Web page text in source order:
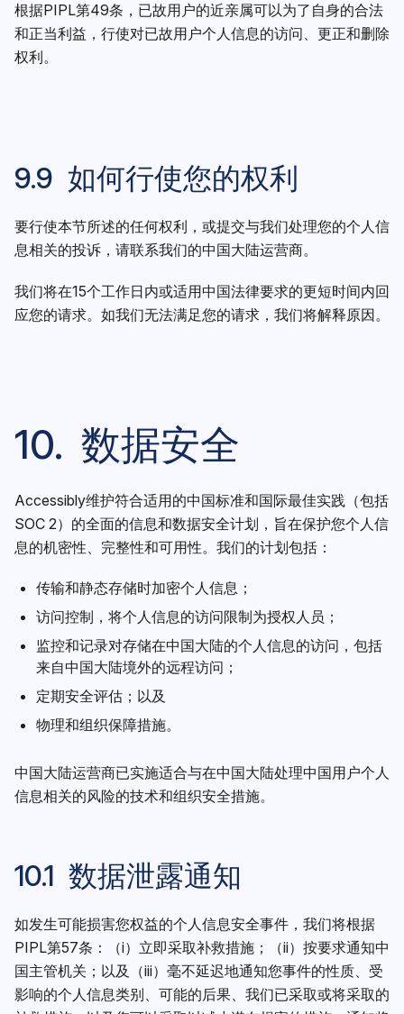
根据PIPL第49条，已故用户的近亲属可以为了自身的合法
和正当利益，行使对已故用户个人信息的访问、更正和删除
权利。
9.9 如何行使您的权利
要行使本节所述的任何权利，或提交与我们处理您的个人信
息相关的投诉，请联系我们的中国大陆运营商。
我们将在15个工作日内或适用中国法律要求的更短时间内回
应您的请求。如我们无法满足您的请求，我们将解释原因。
10. 数据安全
Accessibly维护符合适用的中国标准和国际最佳实践（包括
SOC 2）的全面的信息和数据安全计划，旨在保护您个人信
息的机密性、完整性和可用性。我们的计划包括：
传输和静态存储时加密个人信息；
访问控制，将个人信息的访问限制为授权人员；
监控和记录对存储在中国大陆的个人信息的访问，包括
来自中国大陆境外的远程访问；
定期安全评估；以及
物理和组织保障措施。
中国大陆运营商已实施适合与在中国大陆处理中国用户个人
信息相关的风险的技术和组织安全措施。
10.1 数据泄露通知
如发生可能损害您权益的个人信息安全事件，我们将根据
PIPL第57条：（i）立即采取补救措施；（ii）按要求通知中
国主管机关；以及（iii）毫不延迟地通知您事件的性质、受
影响的个人信息类别、可能的后果、我们已采取或将采取的